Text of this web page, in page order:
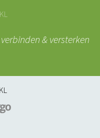
& versterken